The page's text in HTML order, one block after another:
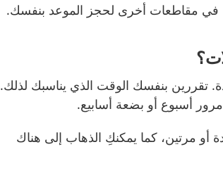
في مقاطعات أخرى لحجز الموعد بنفسك.
بعد الولادة. تقررين بنفسك الوقت الذي يناسبك لذلك.
أسبوع أو بضعة أسابيع.
أو مرتين، كما يمكنكِ الذهاب إلى هناك